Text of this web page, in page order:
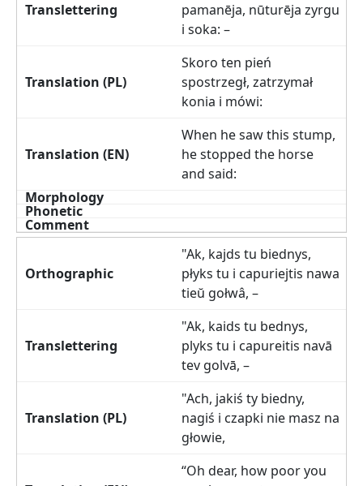
pamanēja, nūturēja zyrgu
i soka: –
Skoro ten pień
spostrzegł, zatrzymał
konia i mówi:
When he saw this stump,
he stopped the horse
and said:
"Ak, kajds tu biednys,
płyks tu i capuriejtis nawa
tieŭ gołwâ, –
"Ak, kaids tu bednys,
plyks tu i capureitis navā
tev golvā, –
"Ach, jakiś ty biedny,
nagiś i czapki nie masz na
głowie,
“Oh dear, how poor you